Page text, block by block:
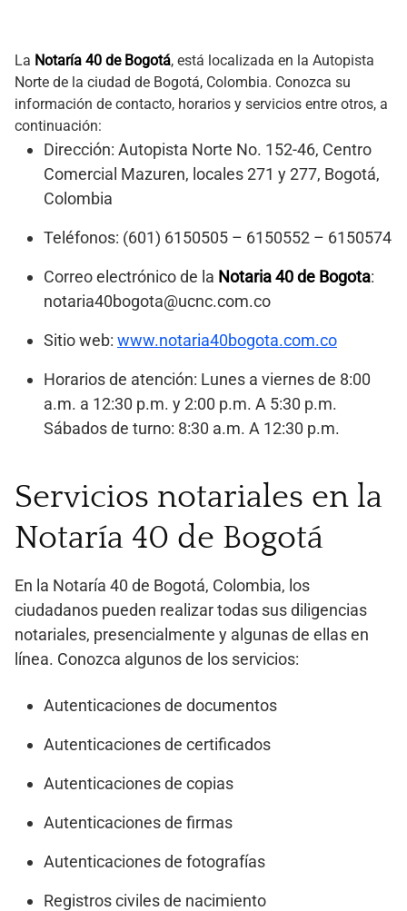
La Notaría 40 de Bogotá, está localizada en la Autopista
Norte de la ciudad de Bogotá, Colombia. Conozca su
información de contacto, horarios y servicios entre otros, a
continuación:
Dirección: Autopista Norte No. 152-46, Centro
Comercial Mazuren, locales 271 y 277, Bogotá,
Colombia
Teléfonos: (601) 6150505 – 6150552 – 6150574
Correo electrónico de la Notaria 40 de Bogota:
notaria40bogota@ucnc.com.co
Sitio web: www.notaria40bogota.com.co
Horarios de atención: Lunes a viernes de 8:00
a.m. a 12:30 p.m. y 2:00 p.m. A 5:30 p.m.
Sábados de turno: 8:30 a.m. A 12:30 p.m.
Servicios notariales en la
Notaría 40 de Bogotá
En la Notaría 40 de Bogotá, Colombia, los
ciudadanos pueden realizar todas sus diligencias
notariales, presencialmente y algunas de ellas en
línea. Conozca algunos de los servicios:
Autenticaciones de documentos
Autenticaciones de certificados
Autenticaciones de copias
Autenticaciones de firmas
Autenticaciones de fotografías
Registros civiles de nacimiento